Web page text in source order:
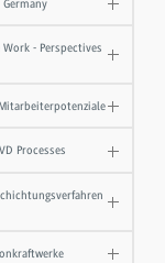
- Perspectives
Processes